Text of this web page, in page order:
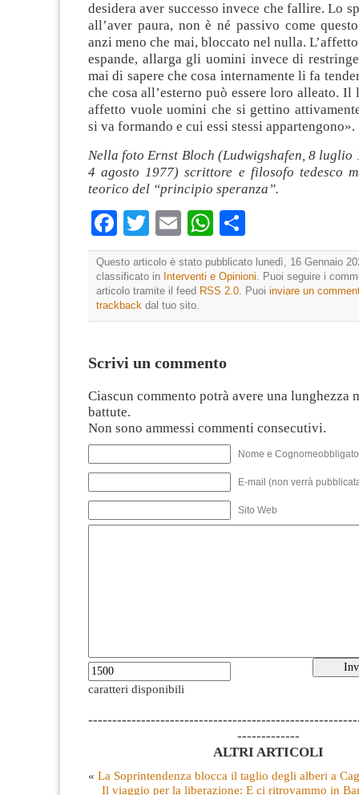
desidera aver successo invece che fallire. Lo
all’aver paura, non è né passivo come
anzi meno che mai, bloccato nel nulla.
espande, allarga gli uomini invece di
mai di sapere che cosa internamente li fa
che cosa all’esterno può essere loro alleato. Il
affetto vuole uomini che si gettino
si va formando e cui essi stessi appartengono».
Nella foto Ernst Bloch (Ludwigshafen, 8 luglio
4 agosto 1977) scrittore e filosofo tedesco
teorico del “principio speranza”.
Facebook
TwitterEmailWhatsApp
Questo articolo è stato pubblicato lunedì, 16 Gennaio
classificato in Interventi e Opinioni. Puoi seguire i
articolo tramite il feed RSS 2.0. Puoi inviare un
trackback dal tuo sito.
Scrivi un commento
Ciascun commento potrà avere una lunghezza
battute.
Non sono ammessi commenti consecutivi.
Nome e
E-mail (non verrà
Sito Web
caratteri disponibili
-------------
ALTRI ARTICOLI
« La Soprintendenza blocca il taglio degli alberi a
Il viaggio per la liberazione: E ci ritrovammo in